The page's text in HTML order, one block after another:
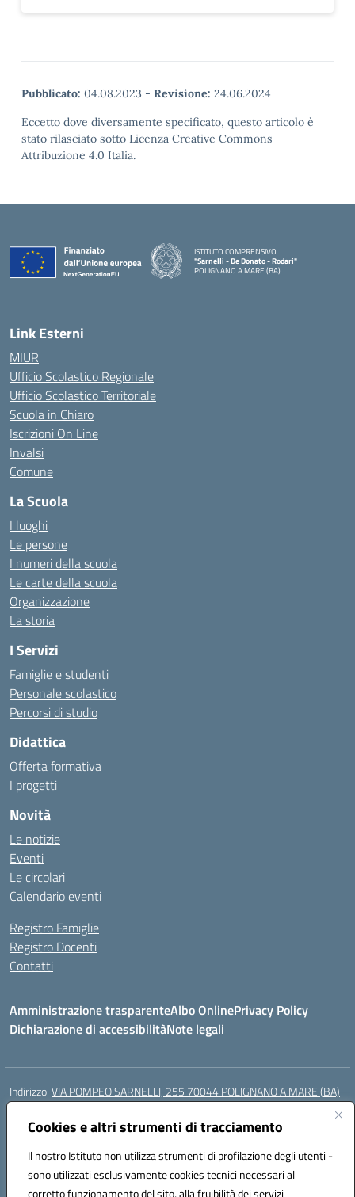
Cookies e altri strumenti di tracciamento
Il nostro Istituto non utilizza strumenti di profilazione degli utenti -
sono utilizzati esclusivamente cookies tecnici necessari al
corretto funzionamento del sito, alla fruibilità dei servizi
Pubblicato: 04.08.2023 - Revisione: 24.06.2024
Eccetto dove diversamente specificato, questo articolo è
stato rilasciato sotto Licenza Creative Commons
Attribuzione 4.0 Italia.
ISTITUTO COMPRENSIVO
"Sarnelli - De Donato - Rodari"
POLIGNANO A MARE (BA)
Link Esterni
MIUR
Ufficio Scolastico Regionale
Ufficio Scolastico Territoriale
Scuola in Chiaro
Iscrizioni On Line
Invalsi
Comune
La Scuola
I luoghi
Le persone
I numeri della scuola
Le carte della scuola
Organizzazione
La storia
I Servizi
Famiglie e studenti
Personale scolastico
Percorsi di studio
Didattica
Offerta formativa
I progetti
Novità
Le notizie
Eventi
Le circolari
Calendario eventi
Registro Famiglie
Registro Docenti
Contatti
Amministrazione trasparenteAlbo OnlinePrivacy Policy
Dichiarazione di accessibilitàNote legali
Indirizzo:VIA POMPEO SARNELLI, 255 70044 POLIGNANO A MARE (BA)
Centralino:
Posta elettronica certificata (PEC):BAIC87200N@pec.istruzione.it
Codice fiscale: 93423350722
Codice meccanografico:BAIC87200N
Codice Indice delle Pubbliche Amministrazioni (IPA): istsc_BAIC87200N